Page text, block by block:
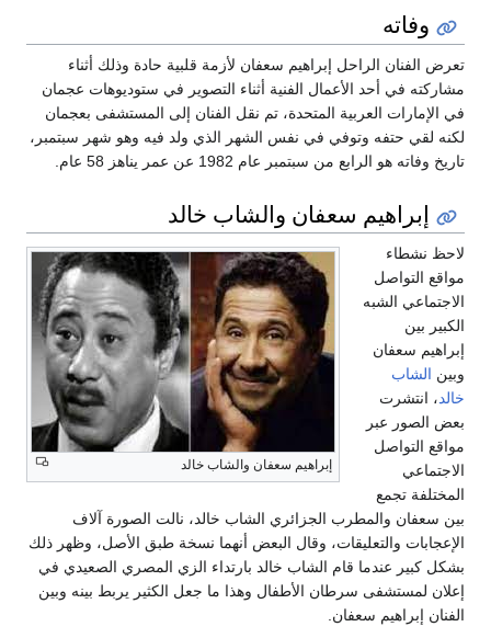
وفاته
تعرض الفنان الراحل إبراهيم سعفان لأزمة قلبية حادة وذلك أثناء
مشاركته في أحد الأعمال الفنية أثناء التصوير في ستوديوهات عجمان
في الإمارات العربية المتحدة، تم نقل الفنان إلى المستشفى بعجمان
لكنه لقي حتفه وتوفي في نفس الشهر الذي ولد فيه وهو شهر سبتمبر،
تاريخ وفاته هو الرابع من سبتمبر عام 1982 عن عمر يناهز 58 عام.
إبراهيم سعفان والشاب خالد
إبراهيم سعفان والشاب خالد
لاحظ نشطاء
مواقع التواصل
الاجتماعي الشبه
الكبير بين
إبراهيم سعفان
وبين الشاب
خالد، انتشرت
بعض الصور عبر
مواقع التواصل
الاجتماعي
المختلفة تجمع
بين سعفان والمطرب الجزائري الشاب خالد، نالت الصورة آلاف
الإعجابات والتعليقات، وقال البعض أنهما نسخة طبق الأصل، وظهر ذلك
بشكل كبير عندما قام الشاب خالد بارتداء الزي المصري الصعيدي في
إعلان لمستشفى سرطان الأطفال وهذا ما جعل الكثير يربط بينه وبين
الفنان إبراهيم سعفان.